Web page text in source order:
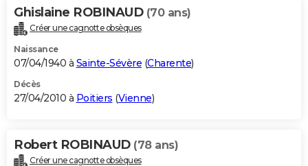
Ghislaine ROBINAUD (70 ans)
Créer une cagnotte obsèques
Naissance
07/04/1940 à Sainte-Sévère (Charente)
Décès
27/04/2010 à Poitiers (Vienne)
Robert ROBINAUD (78 ans)
Créer une cagnotte obsèques